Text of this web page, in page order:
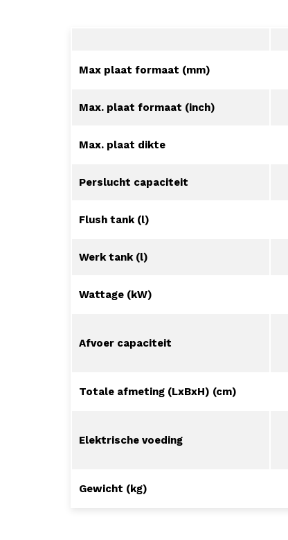
Max plaat formaat (mm)
Max. plaat formaat (inch)
Max. plaat dikte
Perslucht capaciteit
Flush tank (l)
Werk tank (l)
Wattage (kW)
Afvoer capaciteit
Totale afmeting (LxBxH) (cm)
Elektrische voeding
Gewicht (kg)